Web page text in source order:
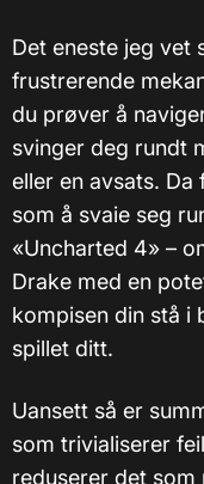
Det eneste jeg vet
frustrerende
du prøver å
svinger deg rundt
eller en avsats.
som å svaie seg
«Uncharted 4» –
Drake med en
kompisen din stå i
spillet ditt.
Uansett så er
som trivialiserer
reduserer det som